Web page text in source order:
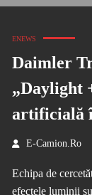
ENEWS
Daimler
„Daylight
artificială
camioane
E-Camion.ro
Echipa de
efectele luminii